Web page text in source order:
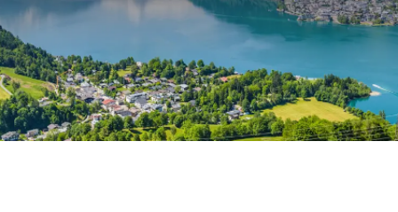
DIENSTLEISTUNGEN
ÜBER
UNS